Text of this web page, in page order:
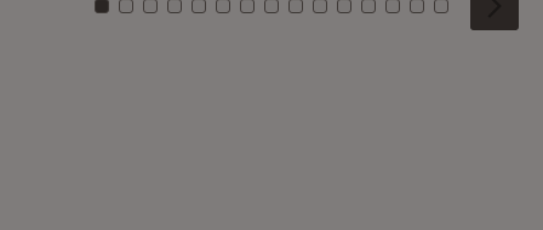
Zu Kachel: 0
Zu Kachel: 1
Zu Kachel: 2
Zu Kachel: 3
Zu Kachel: 4
Zu Kachel: 5
Zu Kachel: 6
Zu Kachel: 7
Zu Kachel: 8
Zu Kachel: 9
Zu Kachel: 10
Zu Kachel: 11
Zu Kachel: 12
Zu Kachel:
Zu